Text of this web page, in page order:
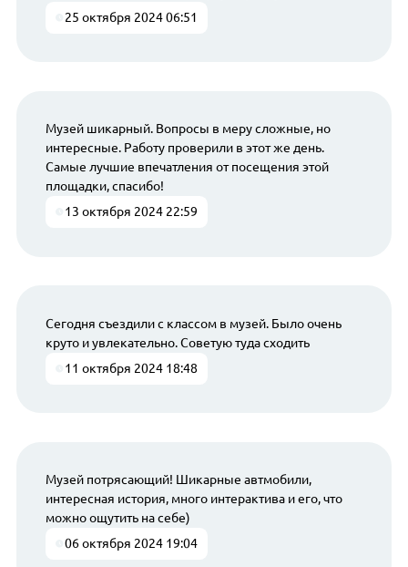
25 октября 2024 06:51
Музей шикарный. Вопросы в меру сложные, но
интересные. Работу проверили в этот же день.
Самые лучшие впечатления от посещения этой
площадки, спасибо!
13 октября 2024 22:59
Сегодня съездили с классом в музей. Было очень
круто и увлекательно. Советую туда сходить
11 октября 2024 18:48
Музей потрясающий! Шикарные автмобили,
интересная история, много интерактива и его, что
можно ощутить на себе)
06 октября 2024 19:04